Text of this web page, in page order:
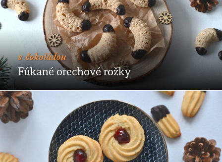
s čokoládou
Fúkané orechové rožky